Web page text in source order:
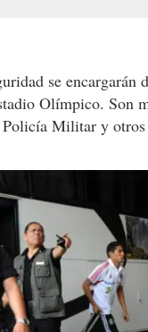
se encargarán
Olímpico. Son
Militar y otros